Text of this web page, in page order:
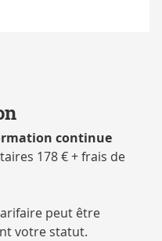
continue
178 € + frais de
peut être
votre statut.